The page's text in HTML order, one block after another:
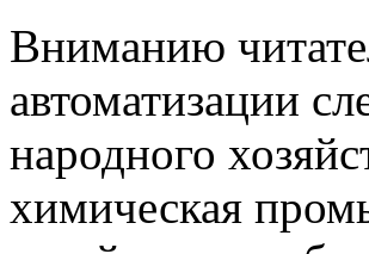
Вниманию
автоматизации
народного
химическая